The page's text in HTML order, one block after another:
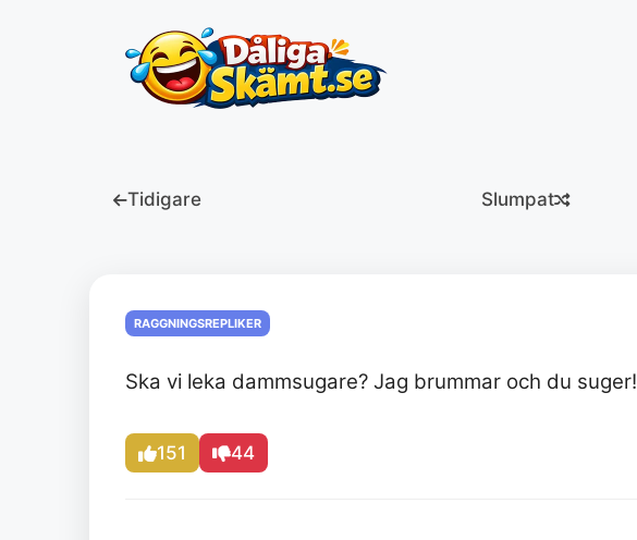
Tidigare Slumpat
RAGGNINGSREPLIKER
Ska vi leka dammsugare? Jag brummar och du suger!
151 44